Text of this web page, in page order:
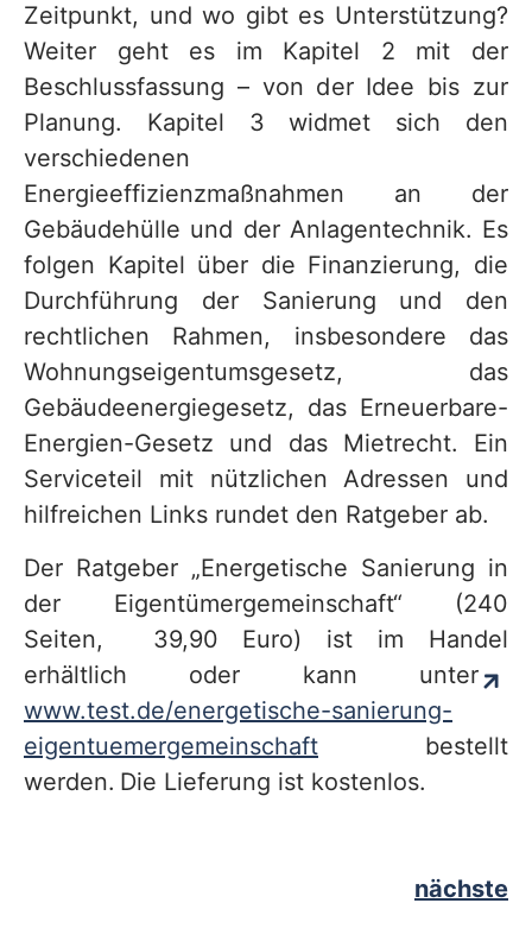
Zeitpunkt, und wo gibt es Unterstützung?
Weiter geht es im Kapitel 2 mit der
Beschlussfassung – von der Idee bis zur
Planung. Kapitel 3 widmet sich den
verschiedenen
Energieeffizienzmaßnahmen an der
Gebäudehülle und der Anlagentechnik. Es
folgen Kapitel über die Finanzierung, die
Durchführung der Sanierung und den
rechtlichen Rahmen, insbesondere das
Wohnungseigentumsgesetz, das
Gebäudeenergiegesetz, das Erneuerbare-
Energien-Gesetz und das Mietrecht. Ein
Serviceteil mit nützlichen Adressen und
hilfreichen Links rundet den Ratgeber ab.
Der Ratgeber „Energetische Sanierung in
der Eigentümergemeinschaft“ (240
Seiten, 39,90 Euro) ist im Handel
erhältlich oder kann unter
www.test.de/energetische-sanierung-
eigentuemergemeinschaft bestellt
werden. Die Lieferung ist kostenlos.
nächste